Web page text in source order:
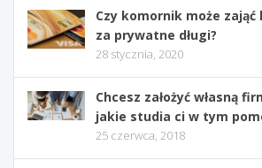
Czy komornik może
za prywatne długi?
28 stycznia, 2020
Chcesz założyć własną
jakie studia ci w tym
25 czerwca, 2018